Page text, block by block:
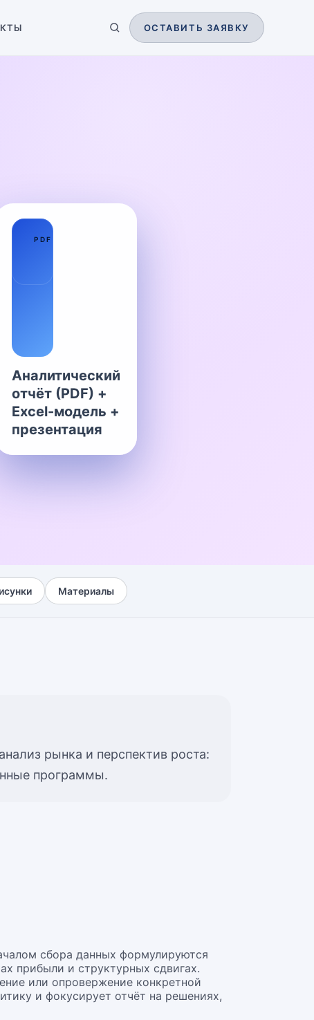
ОСТАВИТЬ ЗАЯВКУ
PDF
Аналитический
отчёт (PDF) +
Excel-модель +
презентация
Материалы
рынка и перспектив роста:
программы.
сбора данных формулируются
прибыли и структурных сдвигах.
или опровержение конкретной
и фокусирует отчёт на решениях,